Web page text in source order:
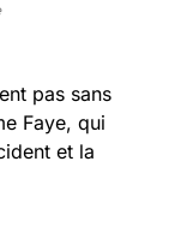
pas sans
Faye, qui
et la